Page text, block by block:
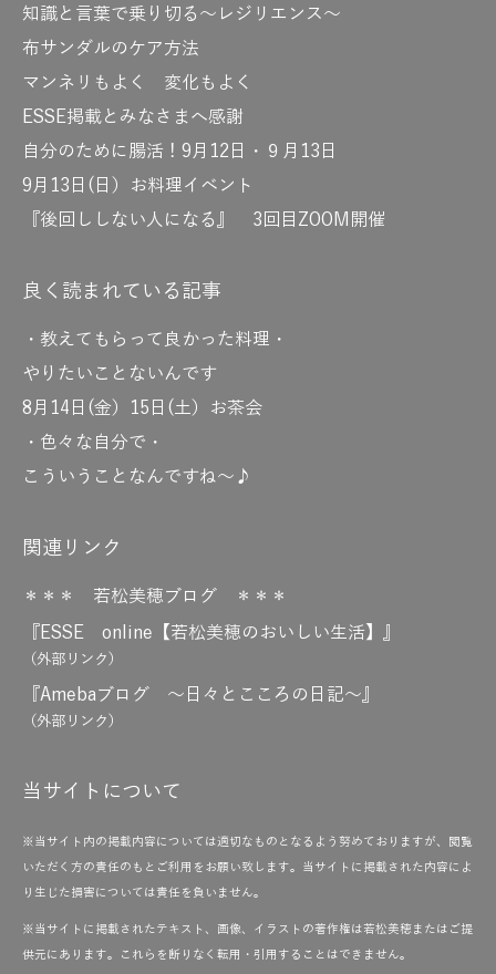
知識と言葉で乗り切る～レジリエンス～
布サンダルのケア方法
マンネリもよく 変化もよく
ESSE掲載とみなさまへ感謝
自分のために腸活！9月12日・９月13日
9月13日(日）お料理イベント
『後回ししない人になる』 3回目ZOOM開催
良く読まれている記事
・教えてもらって良かった料理・
やりたいことないんです
8月14日(金）15日(土）お茶会
・色々な自分で・
こういうことなんですね～♪
関連リンク
＊＊＊ 若松美穂ブログ ＊＊＊
『ESSE online【若松美穂のおいしい生活】』
（外部リンク）
『Amebaブログ ～日々とこころの日記～』
（外部リンク）
当サイトについて
※当サイト内の掲載内容については適切なものとなるよう努めておりますが、閲覧
いただく方の責任のもとご利用をお願い致します。当サイトに掲載された内容によ
り生じた損害については責任を負いません。
※当サイトに掲載されたテキスト、画像、イラストの著作権は若松美穂またはご提
供元にあります。これらを断りなく転用・引用することはできません。